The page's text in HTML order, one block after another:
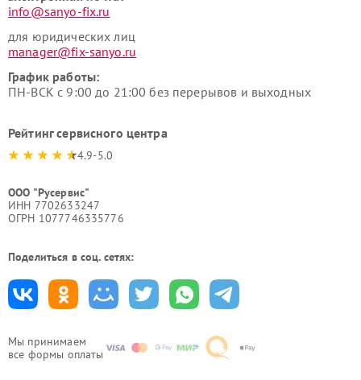
Мы принимаем
все формы оплаты
info@sanyo-fix.ru
для юридических лиц
manager@fix-sanyo.ru
График работы:
ПН-ВСК с 9:00 до 21:00 без перерывов и выходных
Рейтинг сервисного центра
4.9-5.0
ООО "Русервис"
ИНН 7702633247
ОГРН 1077746335776
Поделиться в соц. сетях: